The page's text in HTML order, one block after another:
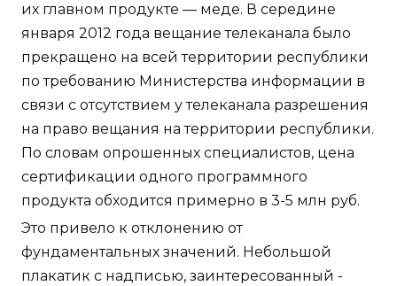
их главном продукте — меде. В середине
января 2012 года вещание телеканала было
прекращено на всей территории республики
по требованию Министерства информации в
связи с отсутствием у телеканала разрешения
на право вещания на территории республики.
По словам опрошенных специалистов, цена
сертификации одного программного
продукта обходится примерно в 3-5 млн руб.
Это привело к отклонению от
фундаментальных значений. Небольшой
плакатик с надписью, заинтересованный -